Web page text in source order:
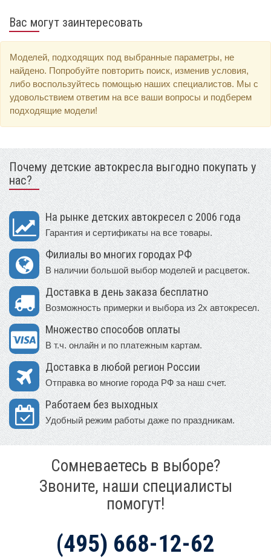
Вас могут заинтересовать
Моделей, подходящих под выбранные параметры, не
найдено. Попробуйте повторить поиск, изменив условия,
либо воспользуйтесь помощью наших специалистов. Мы с
удовольствием ответим на все ваши вопросы и подберем
подходящие модели!
Почему детские автокресла выгодно покупать у
нас?
На рынке детских автокресел с 2006 года
Гарантия и сертификаты на все товары.
Филиалы во многих городах РФ
В наличии большой выбор моделей и расцветок.
Доставка в день заказа бесплатно
Возможность примерки и выбора из 2х автокресел.
Множество способов оплаты
В т.ч. онлайн и по платежным картам.
Доставка в любой регион России
Отправка во многие города РФ за наш счет.
Работаем без выходных
Удобный режим работы даже по праздникам.
Сомневаетесь в выборе?
Звоните, наши специалисты
помогут!
(495) 668-12-62